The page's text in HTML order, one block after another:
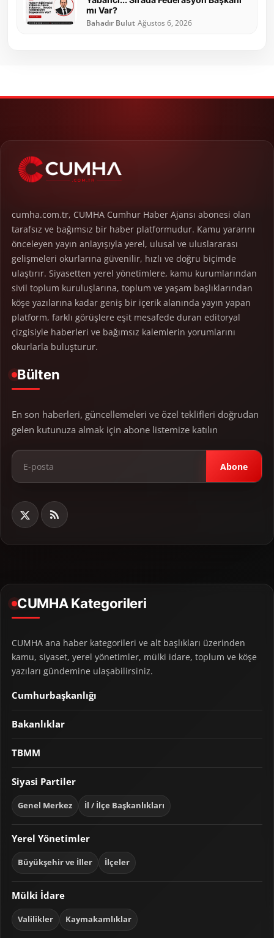
mı Var?
Bahadır Bulut Ağustos 6, 2026
cumha.com.tr, CUMHA Cumhur Haber Ajansı abonesi olan
tarafsız ve bağımsız bir haber platformudur. Kamu yararını
önceleyen yayın anlayışıyla yerel, ulusal ve uluslararası
gelişmeleri okurlarına güvenilir, hızlı ve doğru biçimde
ulaştırır. Siyasetten yerel yönetimlere, kamu kurumlarından
sivil toplum kuruluşlarına, toplum ve yaşam başlıklarından
köşe yazılarına kadar geniş bir içerik alanında yayın yapan
platform, farklı görüşlere eşit mesafede duran editoryal
çizgisiyle haberleri ve bağımsız kalemlerin yorumlarını
okurlarla buluşturur.
Bülten
En son haberleri, güncellemeleri ve özel teklifleri doğrudan
gelen kutunuza almak için abone listemize katılın
Abone
CUMHA Kategorileri
CUMHA ana haber kategorileri ve alt başlıkları üzerinden
kamu, siyaset, yerel yönetimler, mülki idare, toplum ve köşe
yazıları gündemine ulaşabilirsiniz.
Cumhurbaşkanlığı
Bakanlıklar
TBMM
Siyasi Partiler
Genel Merkez İl / İlçe Başkanlıkları
Yerel Yönetimler
Büyükşehir ve İller İlçeler
Mülki İdare
Valilikler Kaymakamlıklar